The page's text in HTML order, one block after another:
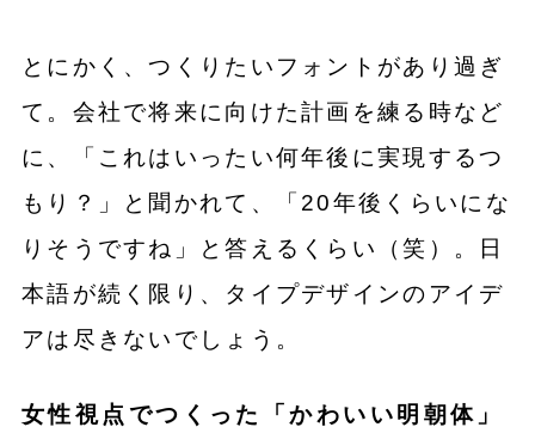
とにかく、つくりたいフォントがあり過ぎ
て。会社で将来に向けた計画を練る時など
に、「これはいったい何年後に実現するつ
もり？」と聞かれて、「20年後くらいにな
りそうですね」と答えるくらい（笑）。日
本語が続く限り、タイプデザインのアイデ
アは尽きないでしょう。
女性視点でつくった「かわいい明朝体」